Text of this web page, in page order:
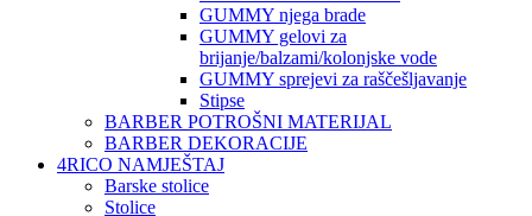
GUMMY njega brade
GUMMY gelovi za
brijanje/balzami/kolonjske vode
GUMMY sprejevi za raščešljavanje
Stipse
BARBER POTROŠNI MATERIJAL
BARBER DEKORACIJE
4RICO NAMJEŠTAJ
Barske stolice
Stolice